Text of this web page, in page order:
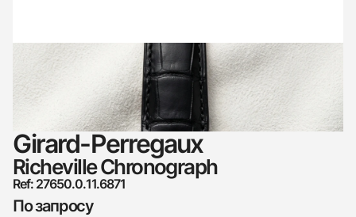
Girard-Perregaux
Richeville Chronograph
Ref: 27650.0.11.6871
По запросу